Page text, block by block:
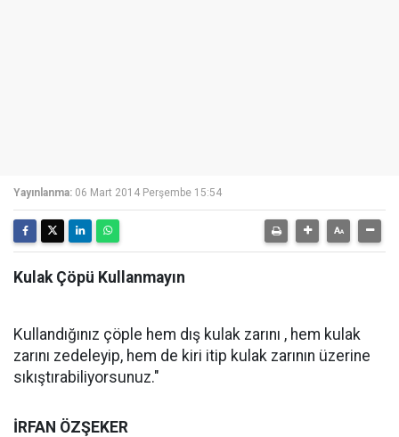
Yayınlanma: 06 Mart 2014 Perşembe 15:54
Kulak Çöpü Kullanmayın
Kullandığınız çöple hem dış kulak zarını , hem kulak
zarını zedeleyip, hem de kiri itip kulak zarının üzerine
sıkıştırabiliyorsunuz."
İRFAN ÖZŞEKER